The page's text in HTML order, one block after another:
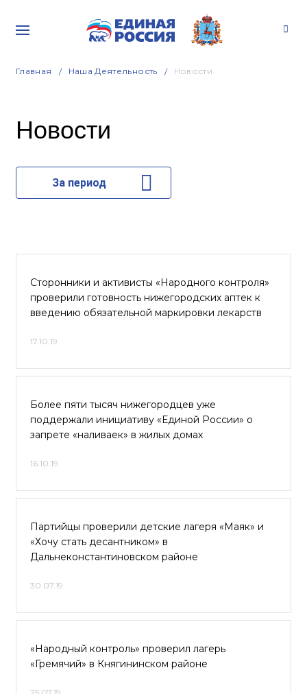
Главная Наша Деятельность Новости
Новости
За период
Сторонники и активисты «Народного контроля»
проверили готовность нижегородских аптек к
введению обязательной маркировки лекарств
17.10.19
Более пяти тысяч нижегородцев уже
поддержали инициативу «Единой России» о
запрете «наливаек» в жилых домах
16.10.19
Партийцы проверили детские лагеря «Маяк» и
«Хочу стать десантником» в
Дальнеконстантиновском районе
30.07.19
«Народный контроль» проверил лагерь
«Гремячий» в Княгининском районе